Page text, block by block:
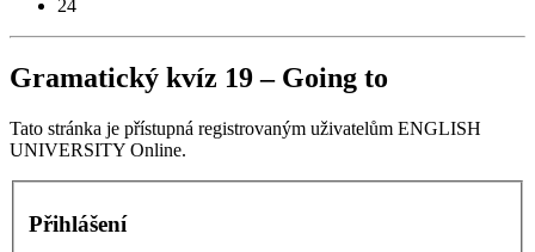
24
Gramatický kvíz 19 – Going to
Tato stránka je přístupná registrovaným uživatelům ENGLISH
UNIVERSITY Online.
Přihlášení